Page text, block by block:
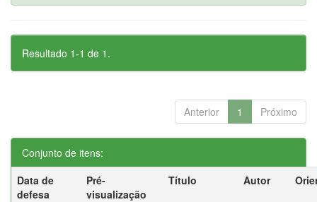
Resultado 1-1 de 1.
Anterior 1 Próximo
Conjunto de itens:
Data de
defesa
Pré-
visualização
Título Autor